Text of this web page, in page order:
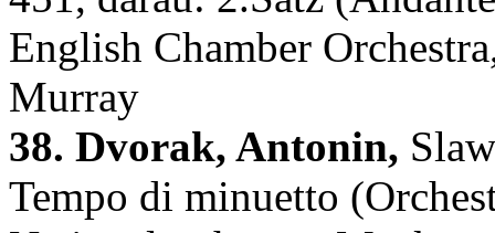
English Chamber
Murray
38. Dvorak, Antonin,
Tempo di minuetto